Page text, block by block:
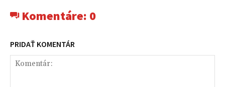
Komentáre: 0
PRIDAŤ KOMENTÁR